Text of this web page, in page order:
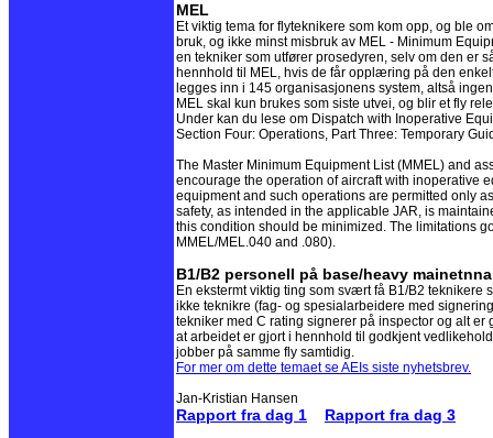
MEL
Et viktig tema for flyteknikere som kom opp, og ble
bruk, og ikke minst misbruk av MEL - Minimum
en tekniker som utfører prosedyren, selv om den er
hennhold til MEL, hvis de får opplæring på den
legges inn i 145 organisasjonens system, altså
MEL skal kun brukes som siste utvei, og blir et fly
Under kan du lese om Dispatch with Inoperative
Section Four: Operations, Part Three: Temporary
The Master Minimum Equipment List (MMEL) and
encourage the operation of aircraft with inoperative
equipment and such operations are permitted only
safety, as intended in the applicable JAR, is
this condition should be minimized. The limitations
MMEL/MEL.040 and .080).
B1/B2 personell på base/heavy
En ekstermt viktig ting som svært få B1/B2 teknikere
ikke teknikre (fag- og spesialarbeidere med
tekniker med C rating signerer på inspector og alt
at arbeidet er gjort i hennhold til godkjent
jobber på samme fly samtidig.
For mer om dette temaet se AEIs siste nyhetsbrev.
Jan-Kristian Hansen
Rapport fra dag 1 Rapport fra dag 3